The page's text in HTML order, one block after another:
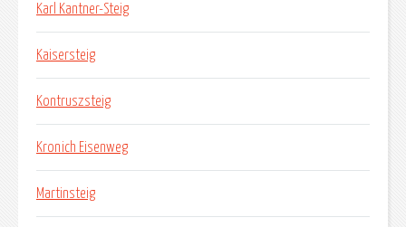
Karl Kantner-Steig
Kaisersteig
Kontruszsteig
Kronich Eisenweg
Martinsteig